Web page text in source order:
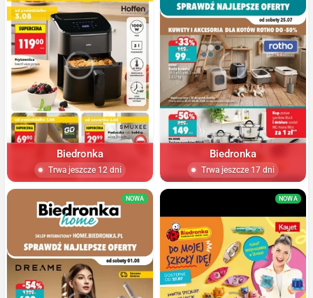
Biedronka
Trwa jeszcze 12 dni
Biedronka
Trwa jeszcze 17 dni
NOWA NOWA